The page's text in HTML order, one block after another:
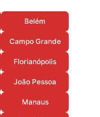
Belém
Campo Grande
Florianópolis
João Pessoa
Manaus